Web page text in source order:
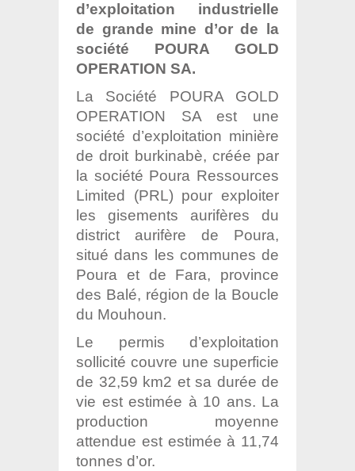
d’exploitation industrielle
de grande mine d’or de la
société POURA GOLD
OPERATION SA.
La Société POURA GOLD
OPERATION SA est une
société d’exploitation minière
de droit burkinabè, créée par
la société Poura Ressources
Limited (PRL) pour exploiter
les gisements aurifères du
district aurifère de Poura,
situé dans les communes de
Poura et de Fara, province
des Balé, région de la Boucle
du Mouhoun.
Le permis d’exploitation
sollicité couvre une superficie
de 32,59 km2 et sa durée de
vie est estimée à 10 ans. La
production moyenne
attendue est estimée à 11,74
tonnes d’or.